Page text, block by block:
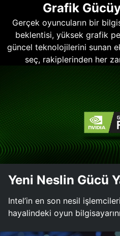
Grafik
Gerçek oyuncuların bir
beklentisi, yüksek grafik
güncel teknolojilerini sunan
seç, rakiplerinden her
Yeni Neslin Gücü
Intel’in en son nesil
hayalindeki oyun